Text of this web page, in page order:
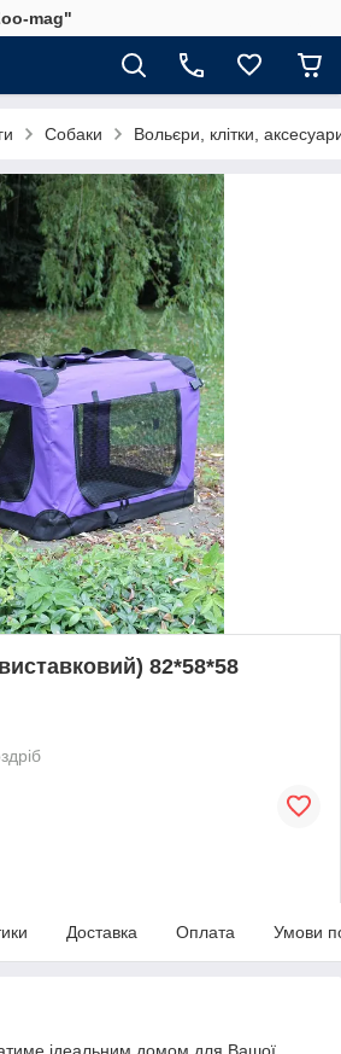
mag"
Собаки Вольєри, клітки,
82*58*58
Доставка Оплата Умови
ідеальним домом для Вашої